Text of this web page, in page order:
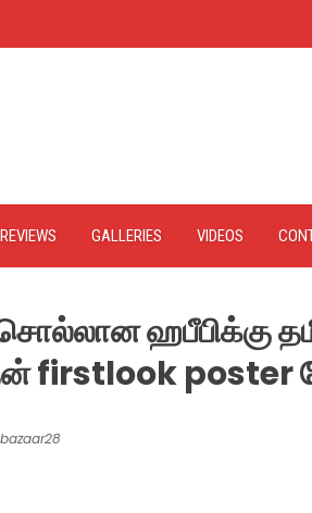
REVIEWS GALLERIES VIDEOS
ஹபீபிக்கு
poster